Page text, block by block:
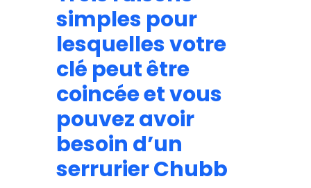
simples pour
lesquelles votre
clé peut être
coincée et vous
pouvez avoir
besoin d’un
serrurier Chubb